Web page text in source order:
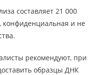
составляет 21 000
конфиденциальная и не
рекомендуют, при
образцы ДНК